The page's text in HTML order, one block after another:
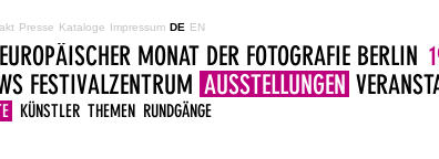
Presse Kataloge Impressum DE EN
MONAT DER FOTOGRAFIE BERLIN
FESTIVALZENTRUM AUSSTELLUNGEN
KÜNSTLER THEMEN RUNDGÄNGE